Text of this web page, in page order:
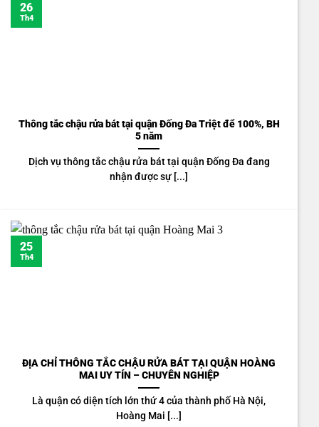
Thông tắc chậu rửa bát tại quận Đống Đa Triệt để 100%, BH
5 năm
Dịch vụ thông tắc chậu rửa bát tại quận Đống Đa đang
nhận được sự [...]
26
Th4
ĐỊA CHỈ THÔNG TẮC CHẬU RỬA BÁT TẠI QUẬN HOÀNG
MAI UY TÍN – CHUYÊN NGHIỆP
Là quận có diện tích lớn thứ 4 của thành phố Hà Nội,
Hoàng Mai [...]
25
Th4